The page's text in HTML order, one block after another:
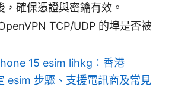
，確保憑證與密鑰有效。
TCP/UDP 的埠是否被
15 esim lihkg：香港
esim 步驟、支援電訊商及常見